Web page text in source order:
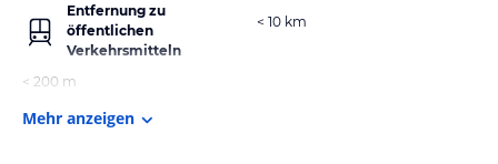
Entfernung zu
öffentlichen
Verkehrsmitteln
< 200 m
< 10 km
Mehr anzeigen